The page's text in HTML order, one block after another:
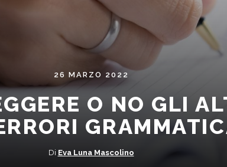
26 MARZO 2022
O NO GLI
Di Eva Luna Mascolino